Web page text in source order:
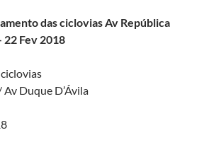
das ciclovias Av República
22 Fev 2018
Duque D’Ávila